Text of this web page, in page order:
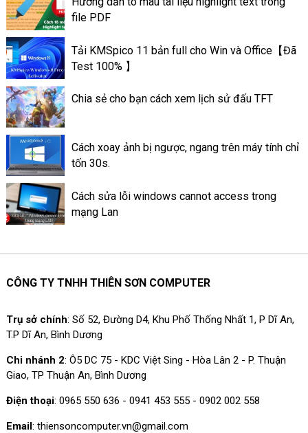
trên máy tính có thể giúp máy
tính có thể đạt được hiệu suất
tốt. Và có hoạt động ổn định
tốt hơn. Sau đây là thông tin về
mức quan trọng của keo tản
nhiệt ở trên máy tính.
file PDF
Tải KMSpico 11 bản full cho Win và Office【Đã
Test 100% 】
Chia sẻ cho bạn cách xem lịch sử đấu TFT
Cách xoay ảnh bị ngược, ngang trên máy tính chỉ
tốn 30s.
Cách sửa lỗi windows cannot access trong
mạng Lan
CÔNG TY TNHH THIÊN SƠN COMPUTER
Trụ sở chính: Số 52, Đường D4, Khu Phố Thống Nhất 1, P Dĩ An,
T.P Dĩ An, Bình Dương
Chi nhánh 2: Ô5 DC 75 - KDC Việt Sing - Hòa Lân 2 - P. Thuận
Giao, TP Thuận An, Bình Dương
Điện thoại: 0965 550 636 - 0941 453 555 - 0902 002 558
Email: thiensoncomputer.vn@gmail.com